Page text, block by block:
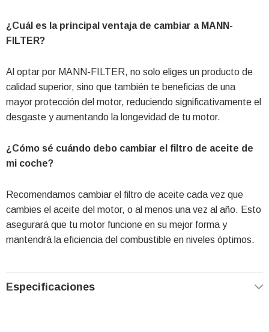
¿Cuál es la principal ventaja de cambiar a MANN-
FILTER?
Al optar por MANN-FILTER, no solo eliges un producto de
calidad superior, sino que también te beneficias de una
mayor protección del motor, reduciendo significativamente el
desgaste y aumentando la longevidad de tu motor.
¿Cómo sé cuándo debo cambiar el filtro de aceite de
mi coche?
Recomendamos cambiar el filtro de aceite cada vez que
cambies el aceite del motor, o al menos una vez al año. Esto
asegurará que tu motor funcione en su mejor forma y
mantendrá la eficiencia del combustible en niveles óptimos.
Especificaciones